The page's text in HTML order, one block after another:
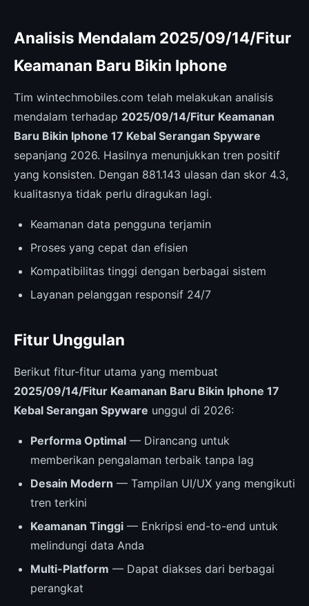
Analisis Mendalam 2025/09/14/Fitur
Keamanan Baru Bikin Iphone
Tim wintechmobiles.com telah melakukan analisis
mendalam terhadap 2025/09/14/Fitur Keamanan
Baru Bikin Iphone 17 Kebal Serangan Spyware
sepanjang 2026. Hasilnya menunjukkan tren positif
yang konsisten. Dengan 881.143 ulasan dan skor 4.3,
kualitasnya tidak perlu diragukan lagi.
Keamanan data pengguna terjamin
Proses yang cepat dan efisien
Kompatibilitas tinggi dengan berbagai sistem
Layanan pelanggan responsif 24/7
Fitur Unggulan
Berikut fitur-fitur utama yang membuat
2025/09/14/Fitur Keamanan Baru Bikin Iphone 17
Kebal Serangan Spyware unggul di 2026:
Performa Optimal — Dirancang untuk
memberikan pengalaman terbaik tanpa lag
Desain Modern — Tampilan UI/UX yang mengikuti
tren terkini
Keamanan Tinggi — Enkripsi end-to-end untuk
melindungi data Anda
Multi-Platform — Dapat diakses dari berbagai
perangkat